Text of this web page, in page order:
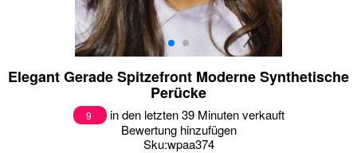
Elegant Gerade Spitzefront Moderne Synthetische
Perücke
9
in den letzten 39 Minuten verkauft
Bewertung hinzufügen
Sku:wpaa374